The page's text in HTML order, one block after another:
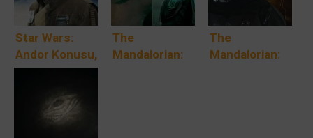
Star Wars:
Andor Konusu,
Oyuncuları Ve
Yayınlanacak
The
Mandalorian:
The
Mandalorian: